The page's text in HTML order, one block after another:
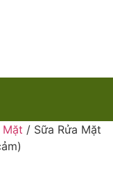
Mặt / Sữa Rửa Mặt